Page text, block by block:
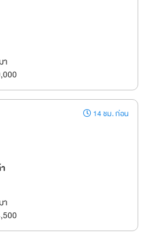
า
14 ชม. ก่อน
า